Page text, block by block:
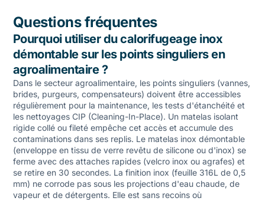
Questions fréquentes
Pourquoi utiliser du calorifugeage inox
démontable sur les points singuliers en
agroalimentaire ?
Dans le secteur agroalimentaire, les points singuliers (vannes,
brides, purgeurs, compensateurs) doivent être accessibles
régulièrement pour la maintenance, les tests d'étanchéité et
les nettoyages CIP (Cleaning-In-Place). Un matelas isolant
rigide collé ou fileté empêche cet accès et accumule des
contaminations dans ses replis. Le matelas inox démontable
(enveloppe en tissu de verre revêtu de silicone ou d'inox) se
ferme avec des attaches rapides (velcro inox ou agrafes) et
se retire en 30 secondes. La finition inox (feuille 316L de 0,5
mm) ne corrode pas sous les projections d'eau chaude, de
vapeur et de détergents. Elle est sans recoins où